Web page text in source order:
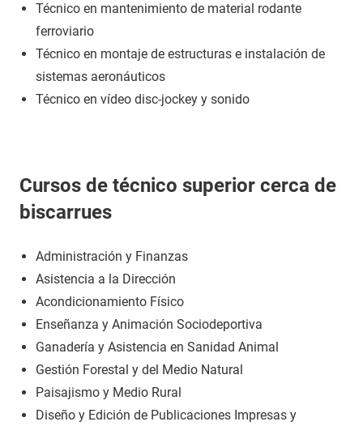
Técnico en mantenimiento de material rodante
ferroviario
Técnico en montaje de estructuras e instalación de
sistemas aeronáuticos
Técnico en vídeo disc-jockey y sonido
Cursos de técnico superior cerca de
biscarrues
Administración y Finanzas
Asistencia a la Dirección
Acondicionamiento Físico
Enseñanza y Animación Sociodeportiva
Ganadería y Asistencia en Sanidad Animal
Gestión Forestal y del Medio Natural
Paisajismo y Medio Rural
Diseño y Edición de Publicaciones Impresas y